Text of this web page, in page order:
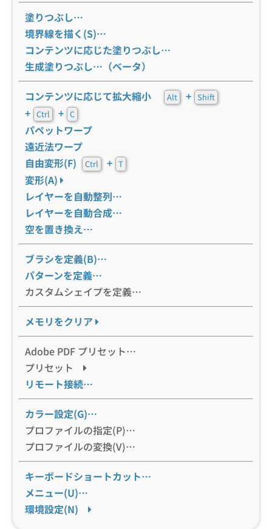
塗りつぶし…
境界線を描く(S)…
コンテンツに応じた塗りつぶし…
生成塗りつぶし…（ベータ）
コンテンツに応じて拡大縮小 Alt + Shift
+ Ctrl + C
パペットワープ
遠近法ワープ
自由変形(F)
Ctrl + T
変形(A)
レイヤーを自動整列…
レイヤーを自動合成…
空を置き換え…
ブラシを定義(B)…
パターンを定義…
カスタムシェイプを定義…
メモリをクリア
Adobe PDF プリセット…
プリセット
リモート接続…
カラー設定(G)…
プロファイルの指定(P)…
プロファイルの変換(V)…
キーボードショートカット…
メニュー(U)…
環境設定(N)